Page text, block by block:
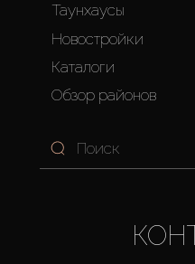
Таунхаусы
Новостройки
Каталоги
Обзор районов